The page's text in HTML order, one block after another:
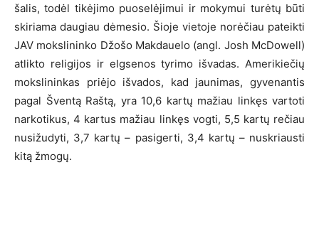
šalis, todėl tikėjimo puoselėjimui ir mokymui turėtų būti
skiriama daugiau dėmesio. Šioje vietoje norėčiau pateikti
JAV mokslininko Džošo Makdauelo (angl. Josh McDowell)
atlikto religijos ir elgsenos tyrimo išvadas. Amerikiečių
mokslininkas priėjo išvados, kad jaunimas, gyvenantis
pagal Šventą Raštą, yra 10,6 kartų mažiau linkęs vartoti
narkotikus, 4 kartus mažiau linkęs vogti, 5,5 kartų rečiau
nusižudyti, 3,7 kartų – pasigerti, 3,4 kartų – nuskriausti
kitą žmogų.